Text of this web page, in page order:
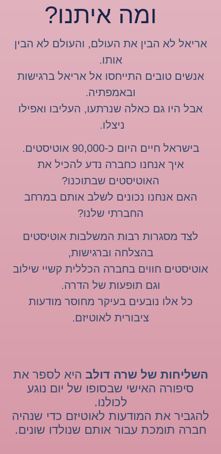
ומה איתנו?
אריאל לא הבין את העולם, והעולם לא הבין
אותו.
אנשים טובים התייחסו אל אריאל ברגישות
ובאמפתיה.
אבל היו גם כאלה שנרתעו, העליבו ואפילו
ניצלו.
בישראל חיים היום כ-90,000 אוטיסטים.
איך אנחנו כחברה נדע להכיל את
האוטיסטים שבתוכנו?
האם אנחנו נכונים לשלב אותם במרחב
החברתי שלנו?
לצד מסגרות רבות המשלבות אוטיסטים
בהצלחה וברגישות,
אוטיסטים חווים בחברה הכללית קשיי שילוב
וגם תופעות של הדרה.
כל אלו נובעים בעיקר מחוסר מודעות
ציבורית לאוטיזם.
השליחות של שרה דולב היא לספר את
סיפורה האישי שבסופו של יום נוגע
לכולנו.
להגביר את המודעות לאוטיזם כדי שנהיה
חברה תומכת עבור אותם שנולדו שונים.